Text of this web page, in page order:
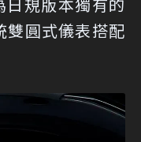
雙圓式儀表搭配